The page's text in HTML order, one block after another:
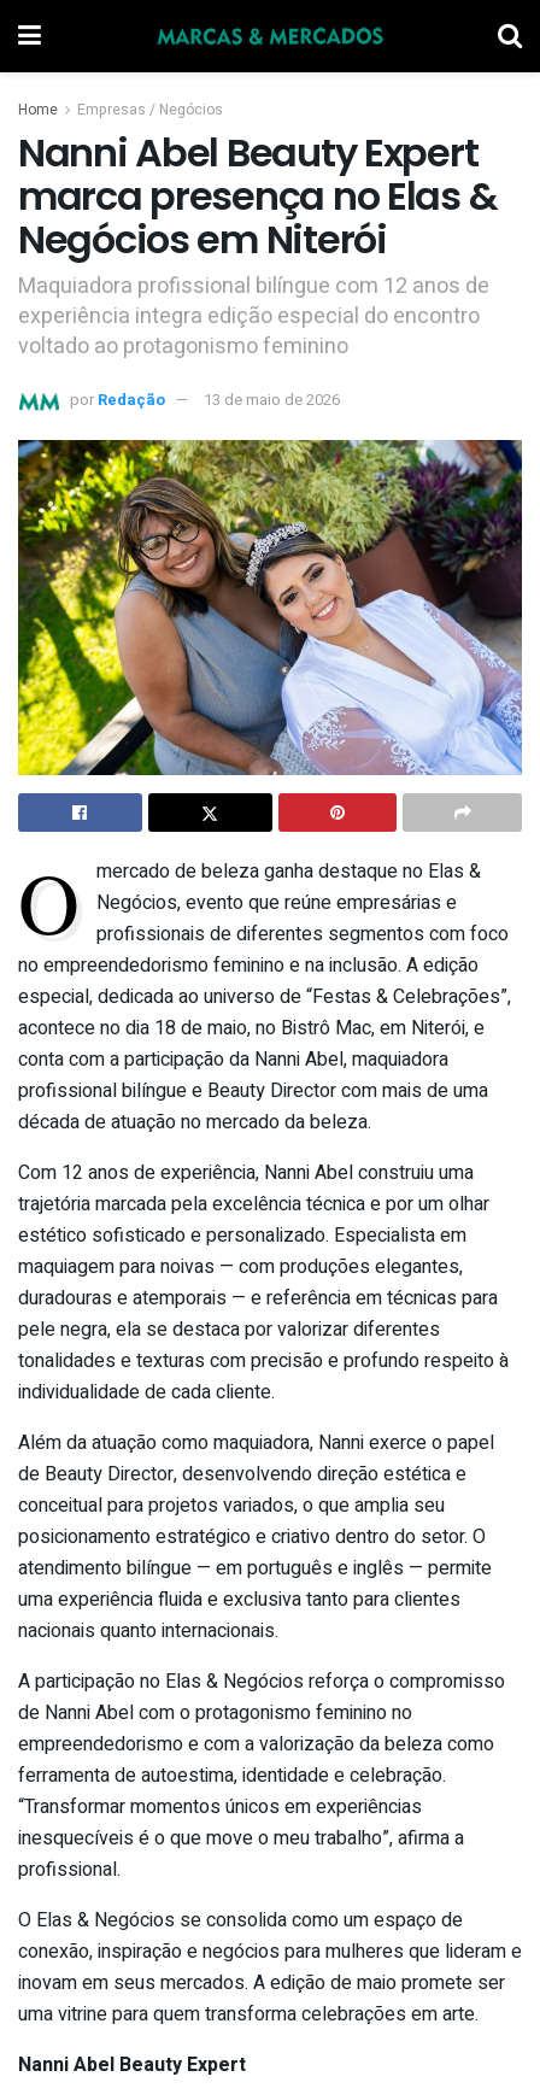
Home Empresas / Negócios
Nanni Abel Beauty Expert
marca presença no Elas &
Negócios em Niterói
Maquiadora profissional bilíngue com 12 anos de
experiência integra edição especial do encontro
voltado ao protagonismo feminino
por Redação 13 de maio de 2026
O
mercado de beleza ganha destaque no Elas &
Negócios, evento que reúne empresárias e
profissionais de diferentes segmentos com foco
no empreendedorismo feminino e na inclusão. A edição
especial, dedicada ao universo de “Festas & Celebrações”,
acontece no dia 18 de maio, no Bistrô Mac, em Niterói, e
conta com a participação da Nanni Abel, maquiadora
profissional bilíngue e Beauty Director com mais de uma
década de atuação no mercado da beleza.
Com 12 anos de experiência, Nanni Abel construiu uma
trajetória marcada pela excelência técnica e por um olhar
estético sofisticado e personalizado. Especialista em
maquiagem para noivas — com produções elegantes,
duradouras e atemporais — e referência em técnicas para
pele negra, ela se destaca por valorizar diferentes
tonalidades e texturas com precisão e profundo respeito à
individualidade de cada cliente.
Além da atuação como maquiadora, Nanni exerce o papel
de Beauty Director, desenvolvendo direção estética e
conceitual para projetos variados, o que amplia seu
posicionamento estratégico e criativo dentro do setor. O
atendimento bilíngue — em português e inglês — permite
uma experiência fluida e exclusiva tanto para clientes
nacionais quanto internacionais.
A participação no Elas & Negócios reforça o compromisso
de Nanni Abel com o protagonismo feminino no
empreendedorismo e com a valorização da beleza como
ferramenta de autoestima, identidade e celebração.
“Transformar momentos únicos em experiências
inesquecíveis é o que move o meu trabalho”, afirma a
profissional.
O Elas & Negócios se consolida como um espaço de
conexão, inspiração e negócios para mulheres que lideram e
inovam em seus mercados. A edição de maio promete ser
uma vitrine para quem transforma celebrações em arte.
Nanni Abel Beauty Expert